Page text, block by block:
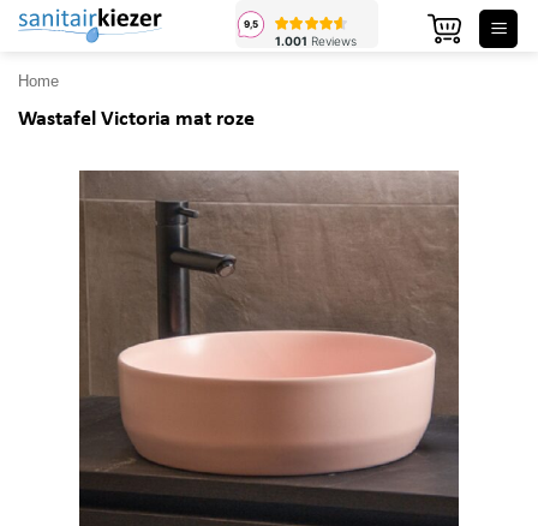
Ga
inhoud
Home
Wastafel Victoria mat roze